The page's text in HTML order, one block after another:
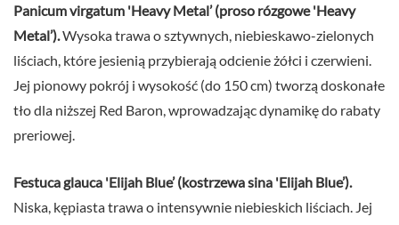
Panicum virgatum 'Heavy Metal’ (proso rózgowe 'Heavy
Metal’).Wysoka trawa o sztywnych, niebieskawo-zielonych
liściach, które jesienią przybierają odcienie żółci i czerwieni.
Jej pionowy pokrój i wysokość (do 150 cm) tworzą doskonałe
tło dla niższej Red Baron, wprowadzając dynamikę do rabaty
preriowej.
Festuca glauca 'Elijah Blue’ (kostrzewa sina 'Elijah Blue’).
Niska, kępiasta trawa o intensywnie niebieskich liściach. Jej